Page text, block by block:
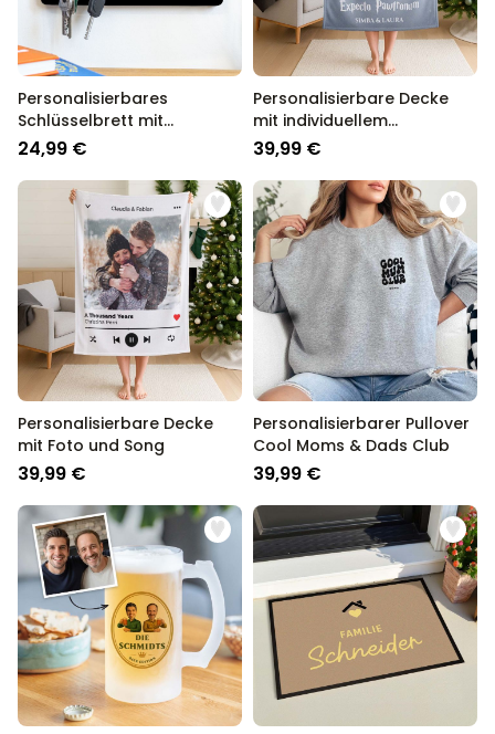
Personalisierbares
Schlüsselbrett mit
Symbolen und Namen
24,99 €
Personalisierbare Decke
mit individuellem
Zauberdesign
39,99 €
Personalisierbare Decke
mit Foto und Song
39,99 €
Personalisierbarer Pullover
Cool Moms & Dads Club
39,99 €